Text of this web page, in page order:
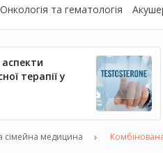
Онкологія та гематологія
терапії у
сімейна медицина